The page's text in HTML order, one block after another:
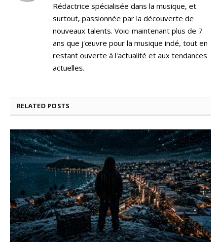
Rédactrice spécialisée dans la musique, et
surtout, passionnée par la découverte de
nouveaux talents. Voici maintenant plus de 7
ans que j'œuvre pour la musique indé, tout en
restant ouverte à l'actualité et aux tendances
actuelles.
RELATED POSTS